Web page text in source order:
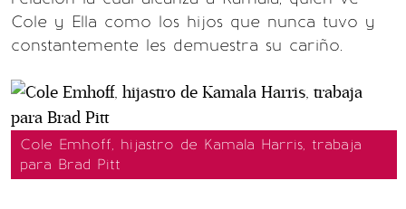
Cole y Ella como los hijos que nunca tuvo y
constantemente les demuestra su cariño.
Cole Emhoff, hijastro de Kamala Harris, trabaja
para Brad Pitt